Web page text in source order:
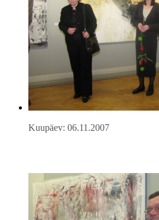
Kuupäev: 06.11.2007